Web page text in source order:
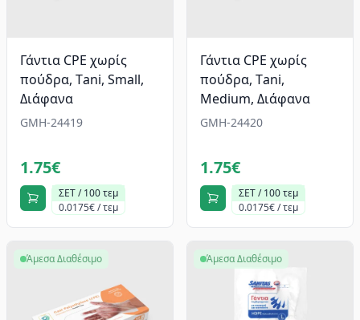
Γάντια CPE χωρίς
πούδρα, Τani, Small,
Διάφανα
GMH-24419
1.75€
ΣΕΤ / 100 τεμ
0.0175€ / τεμ
Γάντια CPE χωρίς
πούδρα, Τani,
Medium, Διάφανα
GMH-24420
1.75€
ΣΕΤ / 100 τεμ
0.0175€ / τεμ
Άμεσα Διαθέσιμο Άμεσα Διαθέσιμο